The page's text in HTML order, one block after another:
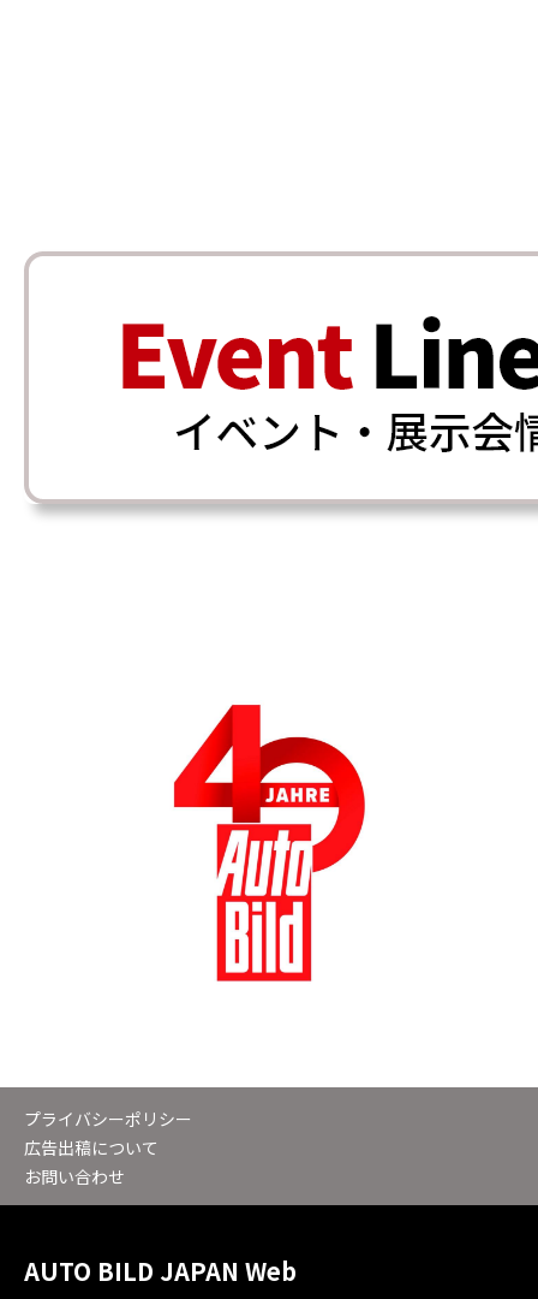
プライバシーポリシー
広告出稿について
お問い合わせ
AUTO BILD JAPAN Web